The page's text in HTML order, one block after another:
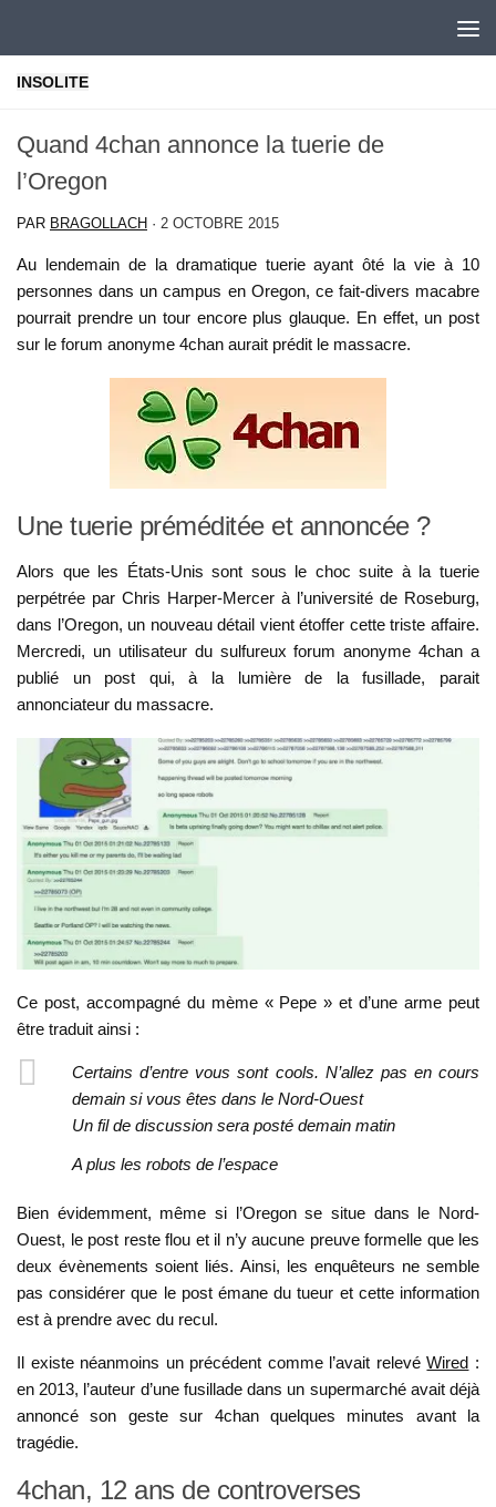
INSOLITE
Quand 4chan annonce la tuerie de
l’Oregon
PAR BRAGOLLACH · 2 OCTOBRE 2015
Au lendemain de la dramatique tuerie ayant ôté la vie à 10
personnes dans un campus en Oregon, ce fait-divers macabre
pourrait prendre un tour encore plus glauque. En effet, un post
sur le forum anonyme 4chan aurait prédit le massacre.
Une tuerie préméditée et annoncée ?
Alors que les États-Unis sont sous le choc suite à la tuerie
perpétrée par Chris Harper-Mercer à l’université de Roseburg,
dans l’Oregon, un nouveau détail vient étoffer cette triste affaire.
Mercredi, un utilisateur du sulfureux forum anonyme 4chan a
publié un post qui, à la lumière de la fusillade, parait
annonciateur du massacre.
Ce post, accompagné du mème « Pepe » et d’une arme peut
être traduit ainsi :
Certains d’entre vous sont cools. N’allez pas en cours
demain si vous êtes dans le Nord-Ouest
Un fil de discussion sera posté demain matin
A plus les robots de l’espace
Bien évidemment, même si l’Oregon se situe dans le Nord-
Ouest, le post reste flou et il n’y aucune preuve formelle que les
deux évènements soient liés. Ainsi, les enquêteurs ne semble
pas considérer que le post émane du tueur et cette information
est à prendre avec du recul.
Il existe néanmoins un précédent comme l’avait relevéWired :
en 2013, l’auteur d’une fusillade dans un supermarché avait déjà
annoncé son geste sur 4chan quelques minutes avant la
tragédie.
4chan, 12 ans de controverses